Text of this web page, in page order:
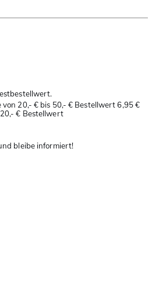
20,- € bis 50,- € Bestellwert 6,95 €
€ Bestellwert
bleibe informiert!